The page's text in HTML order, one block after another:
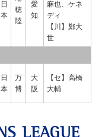
日
本
穂
陸
愛
知
麻也、ケネ
ディ
【川】鄭大
世
日
本
万
博
大
阪
【セ】高橋
大輔